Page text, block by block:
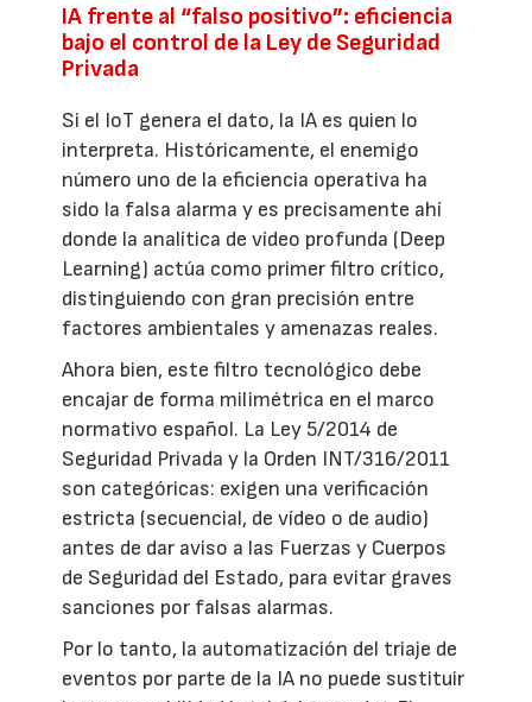
IA frente al “falso positivo”: eficiencia
bajo el control de la Ley de Seguridad
Privada
Si el IoT genera el dato, la IA es quien lo
interpreta. Históricamente, el enemigo
número uno de la eficiencia operativa ha
sido la falsa alarma y es precisamente ahí
donde la analítica de vídeo profunda (Deep
Learning) actúa como primer filtro crítico,
distinguiendo con gran precisión entre
factores ambientales y amenazas reales.
Ahora bien, este filtro tecnológico debe
encajar de forma milimétrica en el marco
normativo español. La Ley 5/2014 de
Seguridad Privada y la Orden INT/316/2011
son categóricas: exigen una verificación
estricta (secuencial, de vídeo o de audio)
antes de dar aviso a las Fuerzas y Cuerpos
de Seguridad del Estado, para evitar graves
sanciones por falsas alarmas.
Por lo tanto, la automatización del triaje de
eventos por parte de la IA no puede sustituir